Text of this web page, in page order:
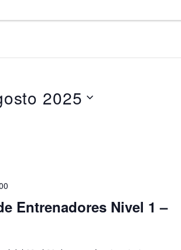
2025
Entrenadores Nivel 1 –